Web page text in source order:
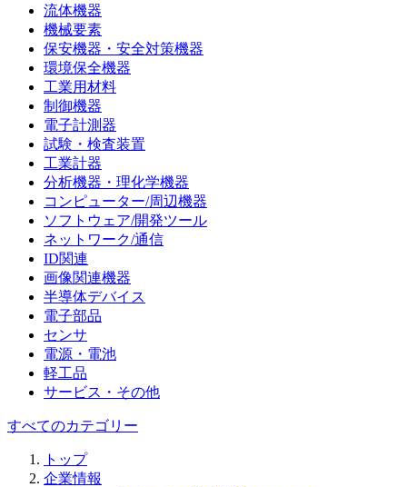
流体機器
機械要素
保安機器・安全対策機器
環境保全機器
工業用材料
制御機器
電子計測器
試験・検査装置
工業計器
分析機器・理化学機器
コンピューター/周辺機器
ソフトウェア/開発ツール
ネットワーク/通信
ID関連
画像関連機器
半導体デバイス
電子部品
センサ
電源・電池
軽工品
サービス・その他
すべてのカテゴリー
トップ
企業情報